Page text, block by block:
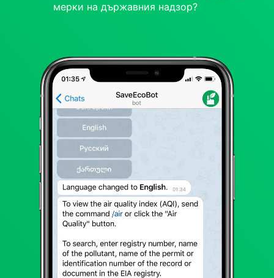
мерки на държавния надзор?